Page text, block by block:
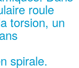
roule
torsion, un
spirale.